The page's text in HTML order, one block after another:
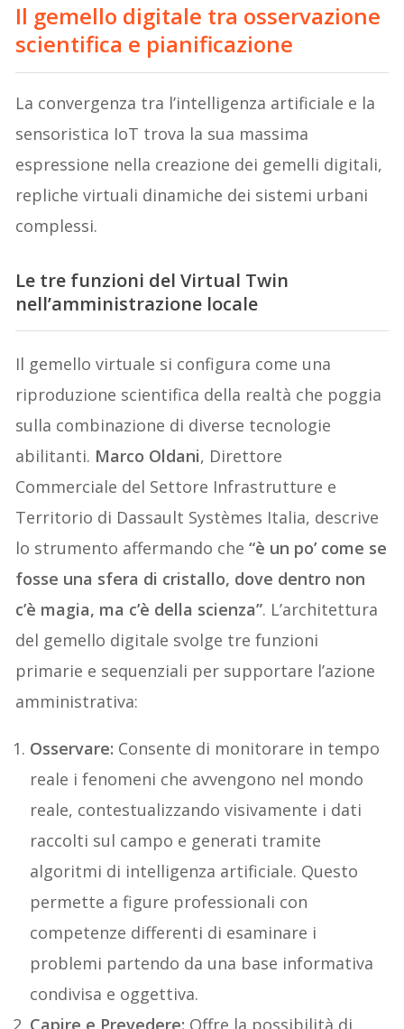
Il gemello digitale tra osservazione
scientifica e pianificazione
La convergenza tra l’intelligenza artificiale e la
sensoristica IoT trova la sua massima
espressione nella creazione dei gemelli digitali,
repliche virtuali dinamiche dei sistemi urbani
complessi.
Le tre funzioni del Virtual Twin
nell’amministrazione locale
Il gemello virtuale si configura come una
riproduzione scientifica della realtà che poggia
sulla combinazione di diverse tecnologie
abilitanti. Marco Oldani, Direttore
Commerciale del Settore Infrastrutture e
Territorio di Dassault Systèmes Italia, descrive
lo strumento affermando che“è un po’ come se
fosse una sfera di cristallo, dove dentro non
c’è magia, ma c’è della scienza”. L’architettura
del gemello digitale svolge tre funzioni
primarie e sequenziali per supportare l’azione
amministrativa:
Osservare: Consente di monitorare in tempo
reale i fenomeni che avvengono nel mondo
reale, contestualizzando visivamente i dati
raccolti sul campo e generati tramite
algoritmi di intelligenza artificiale. Questo
permette a figure professionali con
competenze differenti di esaminare i
problemi partendo da una base informativa
condivisa e oggettiva.
Capire e Prevedere: Offre la possibilità di